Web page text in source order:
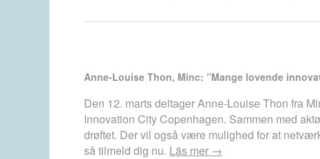
Anne-Louise Thon, Minc: ”Mange lovende
Den 12. marts deltager Anne-Louise Thon fra
Innovation City Copenhagen. Sammen med
drøftet. Der vil også være mulighed for at
så tilmeld dig nu. Läs mer →